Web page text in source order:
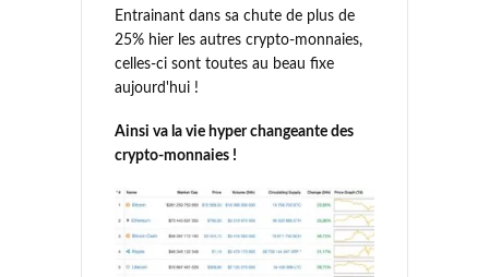
Entrainant dans sa chute de plus de
25% hier les autres crypto-monnaies,
celles-ci sont toutes au beau fixe
aujourd'hui !
Ainsi va la vie hyper changeante des
crypto-monnaies !